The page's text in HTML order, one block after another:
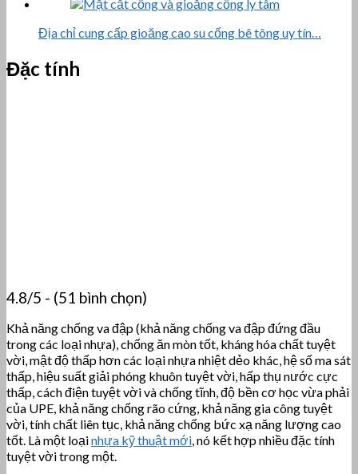
Địa chỉ cung cấp gioăng cao su cống bê tông uy tín…
Đặc tính
4.8/5 - (51 bình chọn)
Khả năng chống va đập (khả năng chống va đập đứng đầu
trong các loại nhựa), chống ăn mòn tốt, kháng hóa chất tuyệt
vời, mật độ thấp hơn các loại nhựa nhiệt dẻo khác, hệ số ma sát
thấp, hiệu suất giải phóng khuôn tuyệt vời, hấp thụ nước cực
thấp, cách điện tuyệt vời và chống tĩnh, độ bền cơ học vừa phải
của UPE, khả năng chống rão cứng, khả năng gia công tuyệt
vời, tính chất liên tục, khả năng chống bức xạ năng lượng cao
tốt. Là một loạinhựa kỹ thuật mới, nó kết hợp nhiều đặc tính
tuyệt vời trong một.